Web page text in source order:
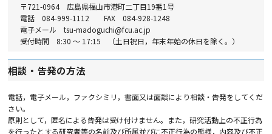
〒721-0964 広島県福山市港町二丁目19番1号
電話 084-999-1112 FAX 084-928-1248
電子メール tsu-madoguchi@fcu.ac.jp
受付時間 8:30 ～ 17:15 （土日祝日，年末年始の休日を除く。）
相談・告発の方法
電話，電子メール，ファクシミリ，書面又は面談により相談・告発をしてくだ
さい。
原則として，匿名による告発は受け付けません。また，研究活動上の不正行為
を行ったとする研究者等の名前及び所属並びに不正行為の態様，内容及び不正